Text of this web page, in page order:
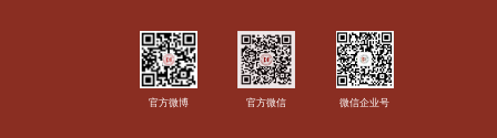
官方微博 官方微信 微信企业号